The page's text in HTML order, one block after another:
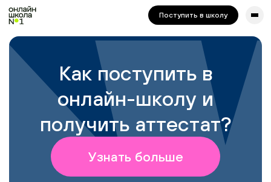
сайта. Для корректной работы попробуйте отключить VPN.
Поступить в школу
Как поступить в
онлайн-школу и
получить аттестат?
Узнать больше